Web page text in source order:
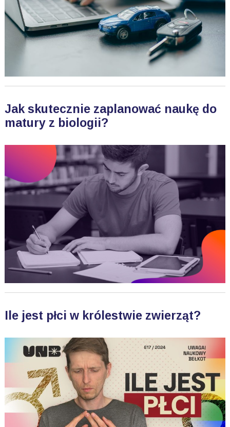
Jak skutecznie zaplanować naukę do
matury z biologii?
Ile jest płci w królestwie zwierząt?